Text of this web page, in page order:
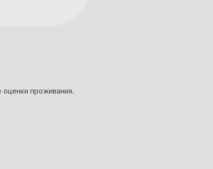
проживания.